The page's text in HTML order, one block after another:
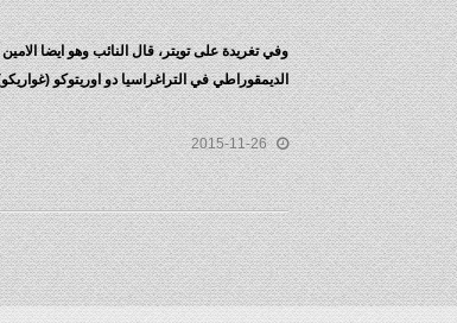
وفي تغريدة على تويتر، قال النائب وهو ايضا
الديمقوراطي في التراغراسيا دو اوريتوكو
2015-11-26